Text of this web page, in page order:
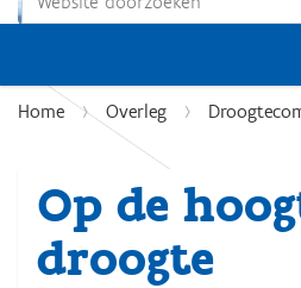
Home Overleg
Op de
droogte